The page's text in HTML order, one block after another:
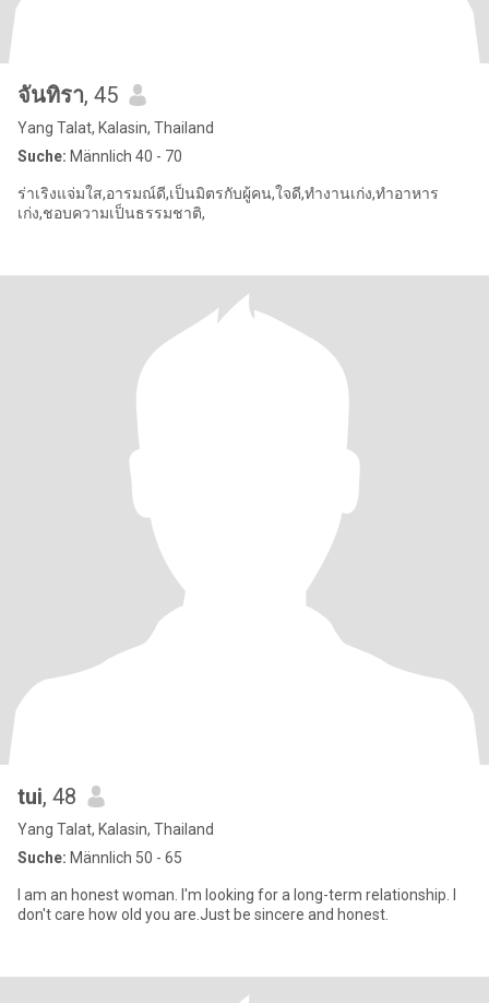
จันทิรา, 45
Yang Talat, Kalasin, Thailand
Suche: Männlich 40 - 70
ร่าเริงแจ่มใส,อารมณ์ดี,เป็นมิตรกับผู้คน,ใจดี,ทำงานเก่ง,ทำอาหาร
เก่ง,ชอบความเป็นธรรมชาติ,
tui, 48
Yang Talat, Kalasin, Thailand
Suche: Männlich 50 - 65
I am an honest woman. I'm looking for a long-term relationship. I
don't care how old you are.Just be sincere and honest.